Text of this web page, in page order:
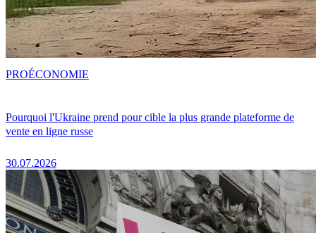
Pourquoi l'Ukraine prend pour cible la plus grande plateforme de
vente en ligne russe
30.07.2026
PROÉCONOMIE